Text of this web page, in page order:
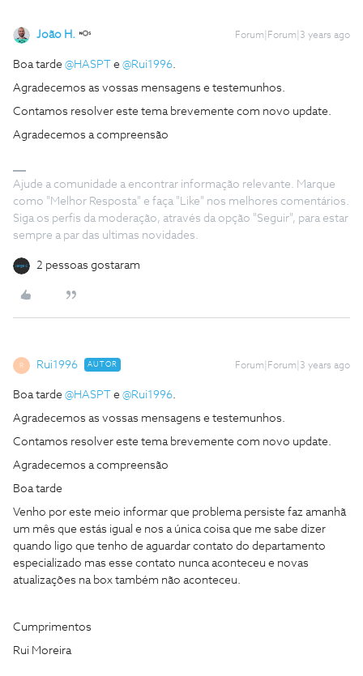
João H. Forum|Forum|3 years ago
Boa tarde @HASPT e @Rui1996.
Agradecemos as vossas mensagens e testemunhos.
Contamos resolver este tema brevemente com novo update.
Agradecemos a compreensão
Ajude a comunidade a encontrar informação relevante. Marque
como "Melhor Resposta" e faça "Like" nos melhores comentários.
Siga os perfis da moderação, através da opção "Seguir", para estar
sempre a par das ultimas novidades.
2 pessoas gostaram
R Rui1996 AUTOR Forum|Forum|3 years ago
Boa tarde @HASPT e @Rui1996.
Agradecemos as vossas mensagens e testemunhos.
Contamos resolver este tema brevemente com novo update.
Agradecemos a compreensão
Boa tarde
Venho por este meio informar que problema persiste faz amanhã
um mês que estás igual e nos a única coisa que me sabe dizer
quando ligo que tenho de aguardar contato do departamento
especializado mas esse contato nunca aconteceu e novas
atualizações na box também não aconteceu.
Cumprimentos
Rui Moreira